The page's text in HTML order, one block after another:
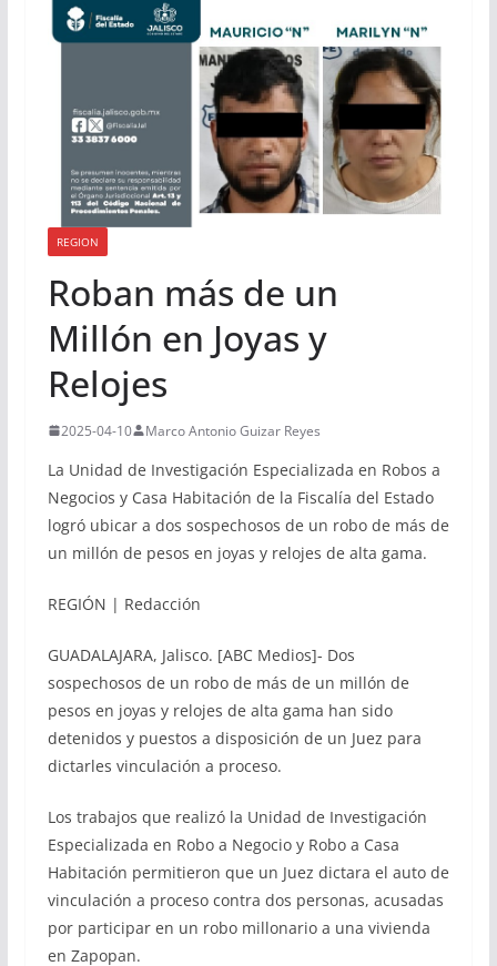
REGION
Roban más de un
Millón en Joyas y
Relojes
2025-04-10 Marco Antonio Guizar Reyes
La Unidad de Investigación Especializada en Robos a
Negocios y Casa Habitación de la Fiscalía del Estado
logró ubicar a dos sospechosos de un robo de más de
un millón de pesos en joyas y relojes de alta gama.
REGIÓN | Redacción
GUADALAJARA, Jalisco. [ABC Medios]- Dos
sospechosos de un robo de más de un millón de
pesos en joyas y relojes de alta gama han sido
detenidos y puestos a disposición de un Juez para
dictarles vinculación a proceso.
Los trabajos que realizó la Unidad de Investigación
Especializada en Robo a Negocio y Robo a Casa
Habitación permitieron que un Juez dictara el auto de
vinculación a proceso contra dos personas, acusadas
por participar en un robo millonario a una vivienda
en Zapopan.